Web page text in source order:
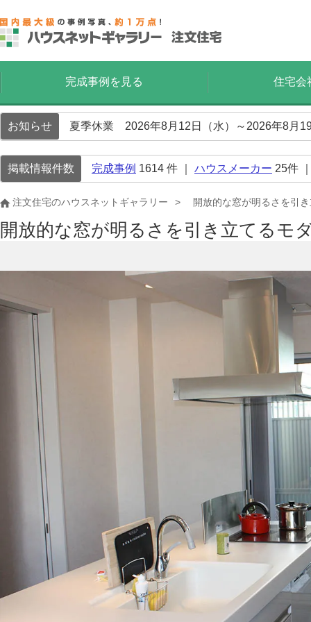
完成事例を見る 住宅会
お知らせ 夏季休業 2026年8月12日（水）～2026年8月
掲載情報件数 完成事例 1614 件 ｜ ハウスメーカー 25件
注文住宅のハウスネットギャラリー 開放的な窓が明るさを引
開放的な窓が明るさを引き立てるモ